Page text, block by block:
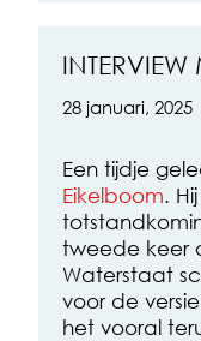
28 januari, 2025
Een tijdje
Eikelboom.
tweede keer
Waterstaat
voor de
het vooral